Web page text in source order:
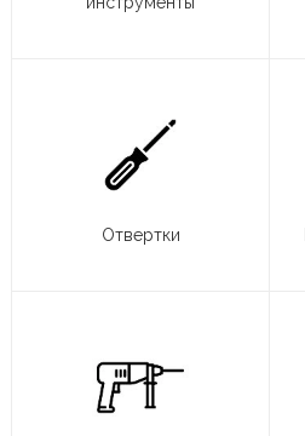
Отвертки